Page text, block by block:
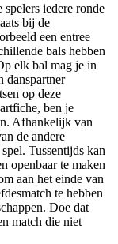
iedere ronde
bij de
een entree
bals hebben
elk bal mag je in
danspartner
op deze
ben je
Afhankelijk van
de andere
Tussentijds kan
openbaar te maken
aan het einde van
te hebben
Doe dat
match die niet